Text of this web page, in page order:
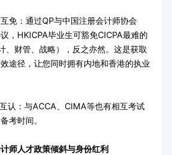
：通过QP与中国注册会计师协会
议，HKICPA毕业生可豁免CICPA最难的
、财管、战略），反之亦然。这是获取
途径，让您同时拥有内地和香港的执业
：与ACCA、CIMA等也有相互考试
考时间。
师人才政策倾斜与身份红利